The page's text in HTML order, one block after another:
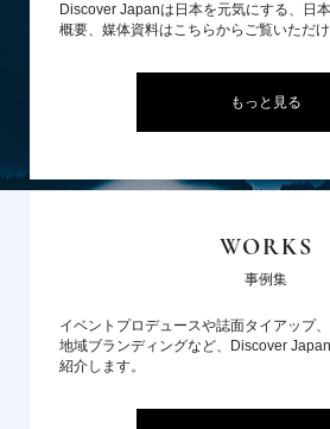
Discover Japanは日本を元気にする、日
概要、媒体資料はこちらからご覧いただけ
もっと見る
WORKS
事例集
イベントプロデュースや誌面タイアップ
地域ブランディングなど、Discover
紹介します。